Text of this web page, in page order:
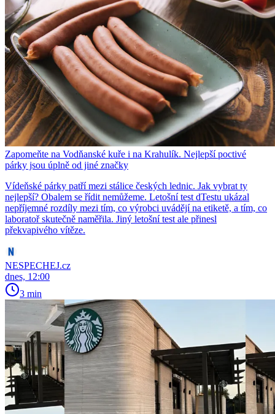
Zapomeňte na Vodňanské kuře i na Krahulík. Nejlepší poctivé
párky jsou úplně od jiné značky
Vídeňské párky patří mezi stálice českých lednic. Jak vybrat ty
nejlepší? Obalem se řídit nemůžeme. Letošní test dTestu ukázal
nepříjemné rozdíly mezi tím, co výrobci uvádějí na etiketě, a tím, co
laboratoř skutečně naměřila. Jiný letošní test ale přinesl
překvapivého vítěze.
NESPECHEJ.cz
dnes, 12:00
3 min